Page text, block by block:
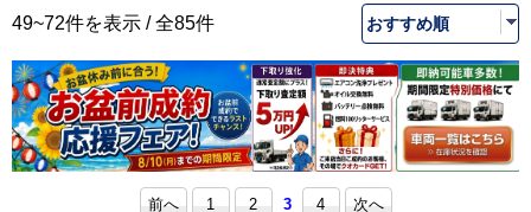
49~72件を表示 / 全85件
前へ 1 2 3 4 次へ